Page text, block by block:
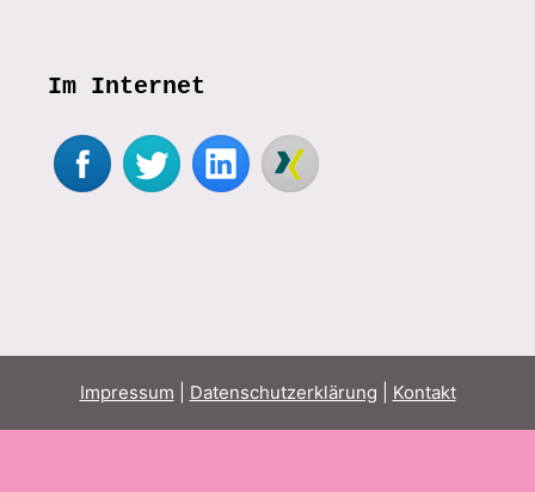
Im Internet
Impressum Datenschutzerklärung Kontakt